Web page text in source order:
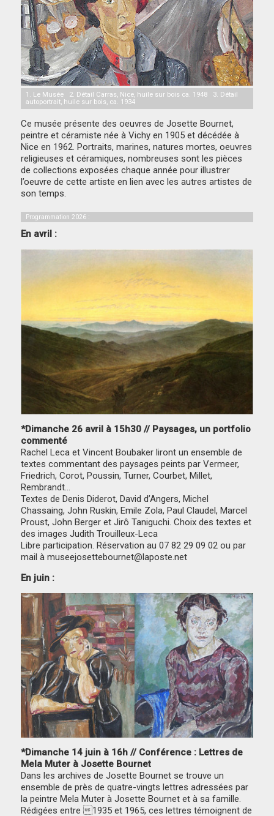
1. Le Musée 2. Détail Carras, Nice, huile sur bois ca. 1948 3. Détail
autoportrait, huile sur bois, ca. 1934
Ce musée présente des oeuvres de Josette Bournet,
peintre et céramiste née à Vichy en 1905 et décédée à
Nice en 1962. Portraits, marines, natures mortes, oeuvres
religieuses et céramiques, nombreuses sont les pièces
de collections exposées chaque année pour illustrer
l’oeuvre de cette artiste en lien avec les autres artistes de
son temps.
Programmation 2026 :
En avril :
*Dimanche 26 avril à 15h30 // Paysages, un portfolio
commenté
Rachel Leca et Vincent Boubaker liront un ensemble de
textes commentant des paysages peints par Vermeer,
Friedrich, Corot, Poussin, Turner, Courbet, Millet,
Rembrandt…
Textes de Denis Diderot, David d’Angers, Michel
Chassaing, John Ruskin, Emile Zola, Paul Claudel, Marcel
Proust, John Berger et Jirô Taniguchi. Choix des textes et
des images Judith Trouilleux-Leca
Libre participation. Réservation au 07 82 29 09 02 ou par
mail à museejosettebournet@laposte.net
En juin :
*Dimanche 14 juin à 16h // Conférence : Lettres de
Mela Muter à Josette Bournet
Dans les archives de Josette Bournet se trouve un
ensemble de près de quatre-vingts lettres adressées par
la peintre Mela Muter à Josette Bournet et à sa famille.
Rédigées entre 1935 et 1965, ces lettres témoignent de